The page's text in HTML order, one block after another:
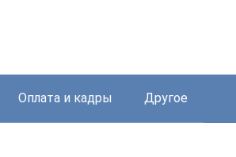
Оплата и кадры Другое